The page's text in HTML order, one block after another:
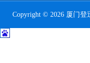
Copyright © 2026 厦门登